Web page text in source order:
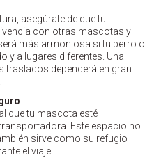
asegúrate de que tu
con otras mascotas y
más armoniosa si tu perro o
y a lugares diferentes. Una
traslados dependerá en gran
que tu mascota esté
Este espacio no
sirve como su refugio
el viaje.